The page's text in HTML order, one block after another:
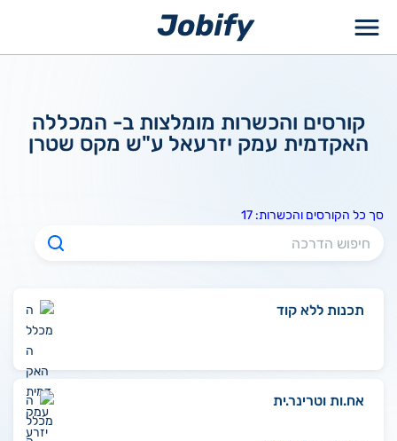
קורסים והכשרות מומלצות ב- המכללה
האקדמית עמק יזרעאל ע"ש מקס שטרן
סך כל הקורסים והכשרות: 17
תכנות ללא קוד
אח.ות וטרינר.ית